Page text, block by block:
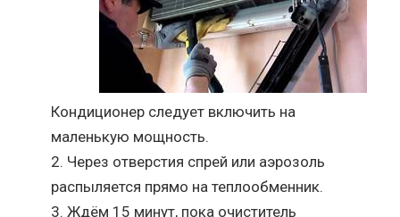
Кондиционер следует включить на
маленькую мощность.
Через отверстия спрей или аэрозоль
распыляется прямо на теплообменник.
Ждём 15 минут, пока очиститель